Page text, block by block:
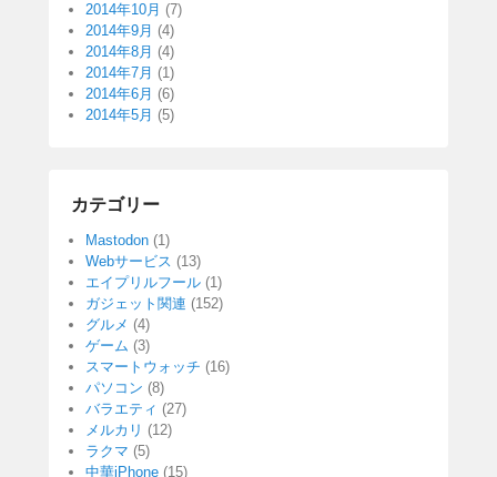
2014年10月 (7)
2014年9月 (4)
2014年8月 (4)
2014年7月 (1)
2014年6月 (6)
2014年5月 (5)
カテゴリー
Mastodon (1)
Webサービス (13)
エイプリルフール (1)
ガジェット関連 (152)
グルメ (4)
ゲーム (3)
スマートウォッチ (16)
パソコン (8)
バラエティ (27)
メルカリ (12)
ラクマ (5)
中華iPhone (15)